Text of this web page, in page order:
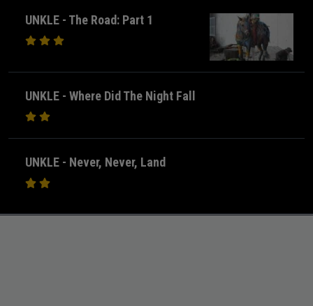
UNKLE - The Road: Part 1
UNKLE - Where Did The Night Fall
UNKLE - Never, Never, Land